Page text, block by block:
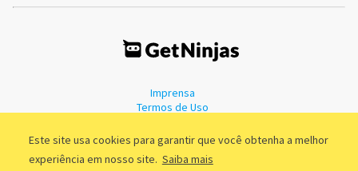
Este site usa cookies para garantir que você obtenha a melhor
experiência em nosso site. Saiba mais
Imprensa
Termos de Uso